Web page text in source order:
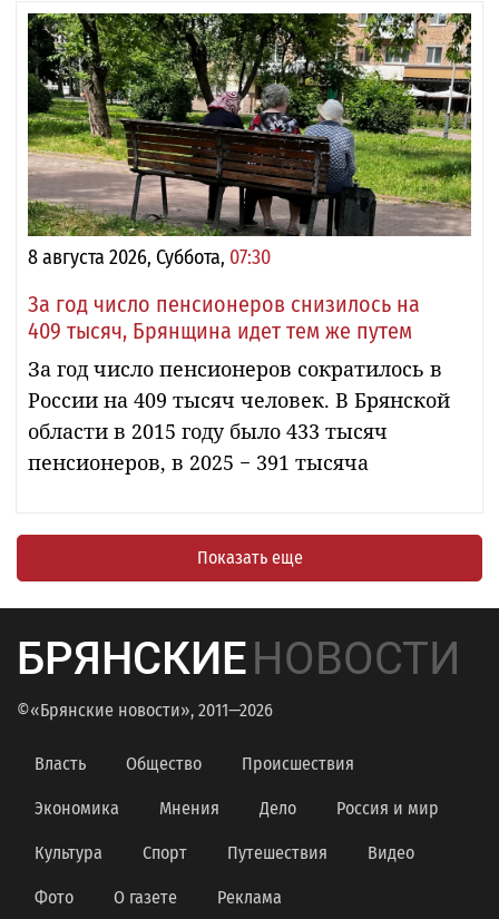
8 августа 2026, Суббота, 07:30
За год число пенсионеров снизилось на
409 тысяч, Брянщина идет тем же путем
За год число пенсионеров сократилось в
России на 409 тысяч человек. В Брянской
области в 2015 году было 433 тысяч
пенсионеров, в 2025 − 391 тысяча
Показать еще
БРЯНСКИЕНОВОСТИ
©«Брянские новости», 2011—2026
Власть Общество Происшествия
Экономика Мнения Дело Россия и мир
Культура Спорт Путешествия Видео
Фото О газете Реклама